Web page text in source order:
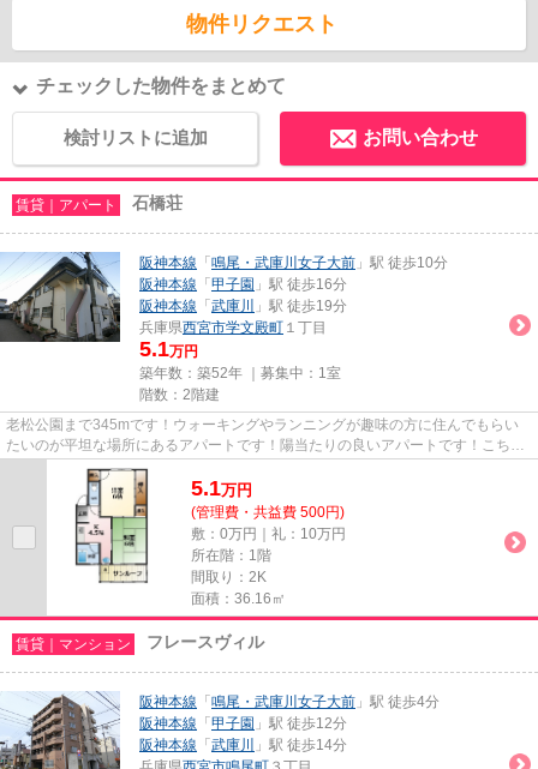
物件リクエスト
チェックした物件をまとめて
検討リストに追加 お問い合わせ
賃貸｜アパート 石橋荘
阪神本線 「 鳴尾・武庫川女子大前 」駅 徒歩10分
阪神本線 「 甲子園 」駅 徒歩16分
阪神本線 「 武庫川
」駅 徒歩19分
兵庫県西宮市学文殿町 １丁目
5.1万円
築年数：築52年 ｜募集中： 1室
階数：2階建
老松公園まで345mです！ウォーキングやランニングが趣味の方に住んでもらい
たいのが平坦な場所にあるアパートです！陽当たりの良いアパートです！こちら
の物件はアパートです！当社ス...
5.1万円
(管理費・共益費 500円)
敷：0万円｜礼：10万円
所在階：1階
間取り：2K
面積：36.16㎡
賃貸｜マンション フレースヴィル
阪神本線 「 鳴尾・武庫川女子大前 」駅 徒歩4分
阪神本線 「 甲子園 」駅 徒歩12分
阪神本線 「 武庫川
」駅 徒歩14分